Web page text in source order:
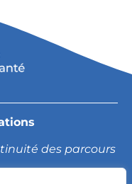
des parcours